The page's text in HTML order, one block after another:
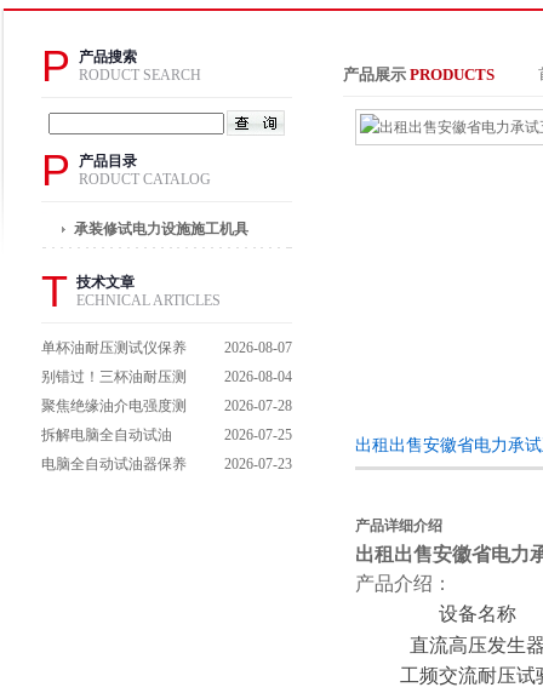
P
产品搜索
RODUCT SEARCH
P
产品目录
RODUCT CATALOG
承装修试电力设施施工机具
T 技术文章
ECHNICAL ARTICLES
单杯油耐压测试仪保养
避坑指南：细节做到
位，设备不闹脾气
2026-08-07
别错过！三杯油耐压测
试仪操作流程全解析，
一步到位不踩坑
2026-08-04
聚焦绝缘油介电强度测
试仪：那些决定检测效
能的关键特点
2026-07-28
拆解电脑全自动试油
器：核心组成部件，藏
2026-07-25
电脑全自动试油器保养
2026-07-23
产品展示 PRODUCTS
出租出售安徽省电力承
产品详细介绍
出租出售安徽省电力
产品介绍：
设备名称
直流高压发生
工频交流耐压试